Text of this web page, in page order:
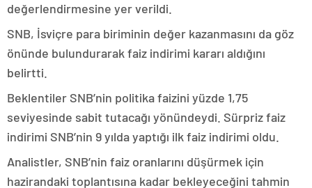
değerlendirmesine yer verildi.
SNB, İsviçre para biriminin değer kazanmasını da göz
önünde bulundurarak faiz indirimi kararı aldığını
belirtti.
Beklentiler SNB’nin politika faizini yüzde 1,75
seviyesinde sabit tutacağı yönündeydi. Sürpriz faiz
indirimi SNB’nin 9 yılda yaptığı ilk faiz indirimi oldu.
Analistler, SNB’nin faiz oranlarını düşürmek için
hazirandaki toplantısına kadar bekleyeceğini tahmin